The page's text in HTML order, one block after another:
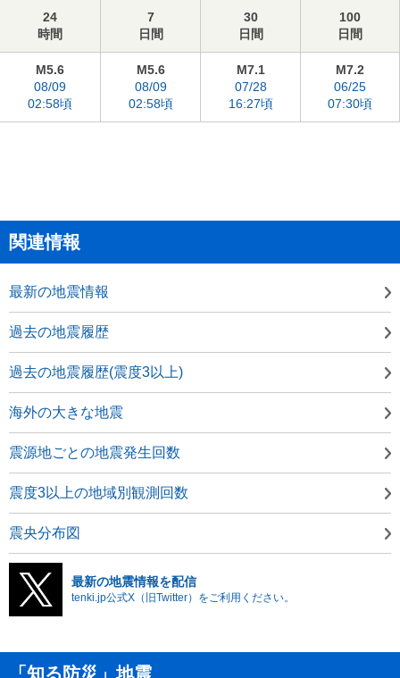
24
時間
7
日間
30
日間
100
日間
M5.6
08/09
02:58頃
M5.6
08/09
02:58頃
M7.1
07/28
16:27頃
M7.2
06/25
07:30頃
関連情報
最新の地震情報
過去の地震履歴
過去の地震履歴(震度3以上)
海外の大きな地震
震源地ごとの地震発生回数
震度3以上の地域別観測回数
震央分布図
最新の地震情報を配信
tenki.jp公式X（旧Twitter）をご利用ください。
「知る防災」地震